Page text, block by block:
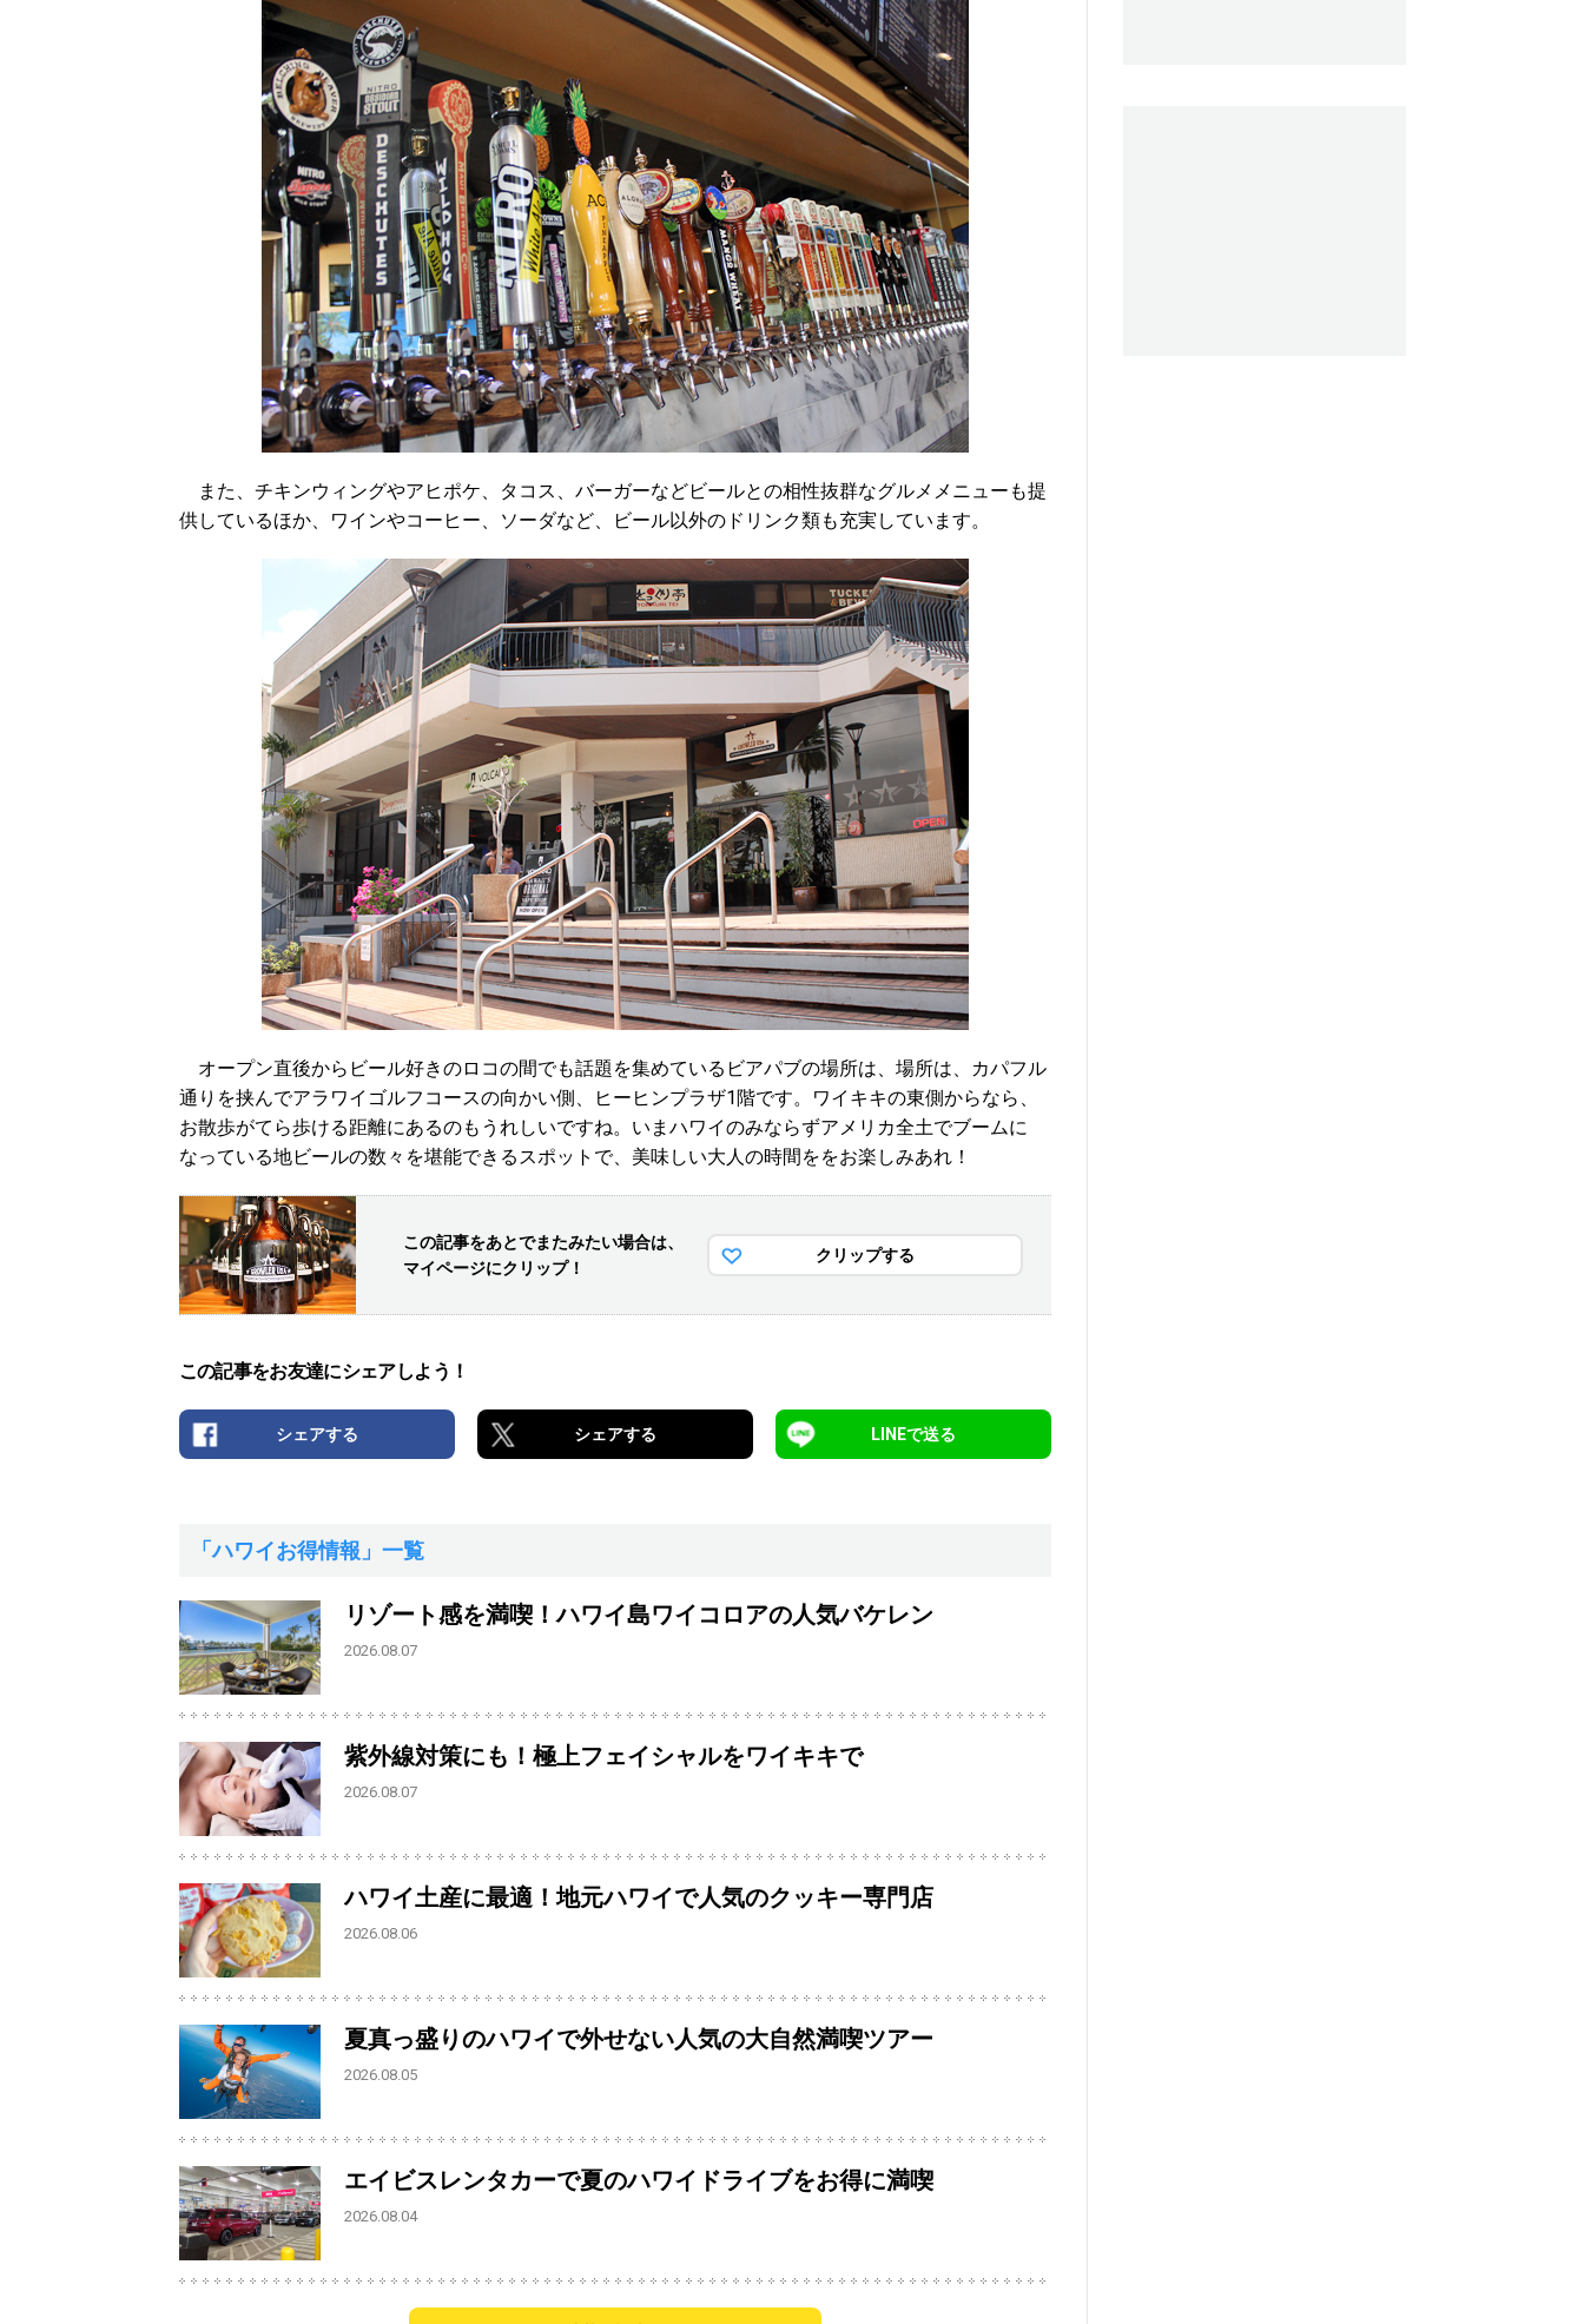
また、チキンウィングやアヒポケ、タコス、バーガーなどビールとの相性抜群なグルメメニューも提
供しているほか、ワインやコーヒー、ソーダなど、ビール以外のドリンク類も充実しています。
オープン直後からビール好きのロコの間でも話題を集めているビアパブの場所は、 場所は、カパフル
通りを挟んでアラワイゴルフコースの向かい側、ヒーヒンプラザ1階です。ワイキキの東側からなら、
お散歩がてら歩ける距離にあるのもうれしいですね。 いまハワイのみならずアメリカ全土でブームに
なっている地ビールの数々を堪能できるスポットで、美味しい大人の時間ををお楽しみあれ！
この記事をあとでまたみたい場合は、
マイページにクリップ！
クリップする
この記事をお友達にシェアしよう！
シェアする シェアする LINEで送る
「ハワイお得情報」一覧
リゾート感を満喫！ハワイ島ワイコロアの人気バケレン
2026.08.07
紫外線対策にも！極上フェイシャルをワイキキで
2026.08.07
ハワイ土産に最適！地元ハワイで人気のクッキー専門店
2026.08.06
夏真っ盛りのハワイで外せない人気の大自然満喫ツアー
2026.08.05
エイビスレンタカーで夏のハワイドライブをお得に満喫
2026.08.04